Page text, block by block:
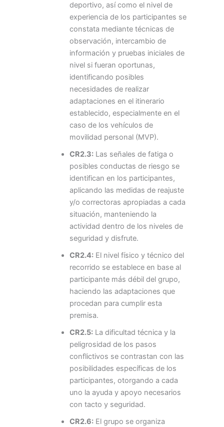
deportivo, así como el nivel de
experiencia de los participantes se
constata mediante técnicas de
observación, intercambio de
información y pruebas iniciales de
nivel si fueran oportunas,
identificando posibles
necesidades de realizar
adaptaciones en el itinerario
establecido, especialmente en el
caso de los vehículos de
movilidad personal (MVP).
CR2.3:Las señales de fatiga o
posibles conductas de riesgo se
identifican en los participantes,
aplicando las medidas de reajuste
y/o correctoras apropiadas a cada
situación, manteniendo la
actividad dentro de los niveles de
seguridad y disfrute.
CR2.4:El nivel físico y técnico del
recorrido se establece en base al
participante más débil del grupo,
haciendo las adaptaciones que
procedan para cumplir esta
premisa.
CR2.5:La dificultad técnica y la
peligrosidad de los pasos
conflictivos se contrastan con las
posibilidades específicas de los
participantes, otorgando a cada
uno la ayuda y apoyo necesarios
con tacto y seguridad.
CR2.6:El grupo se organiza